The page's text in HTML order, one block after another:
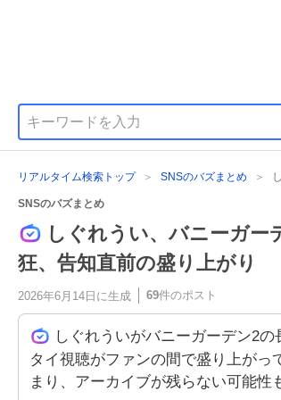
リアルタイム検索トップ SNSのバズまとめ
SNSのバズまとめ
しぐれうい、バニーガー
狂、告知直前の盛り上がり
2026年6月14日 に生成 69件のポスト
しぐれういがバニーガーデン2
タイ視聴がファンの間で盛り上が
まり、アーカイブが残らない可能性